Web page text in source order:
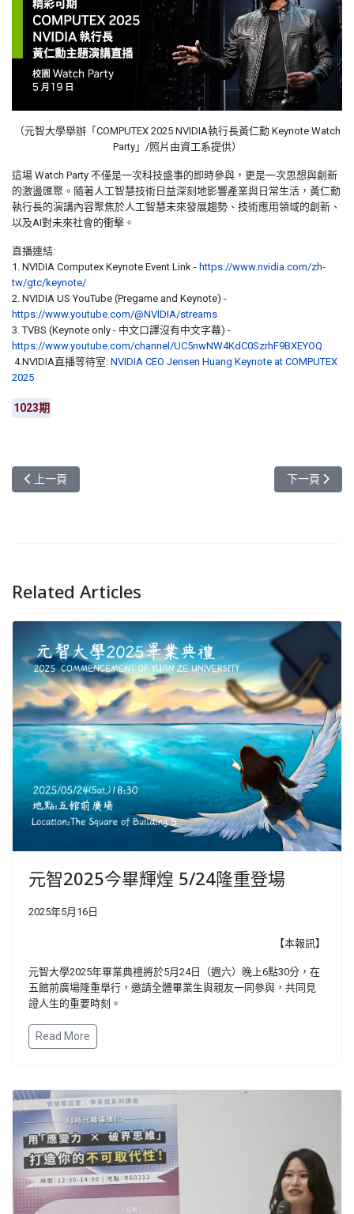
（元智大學舉辦「COMPUTEX 2025 NVIDIA執行長黃仁勳 Keynote Watch
Party」/照片由資工系提供）
這場 Watch Party 不僅是一次科技盛事的即時參與，更是一次思想與創新
的激盪匯聚。隨著人工智慧技術日益深刻地影響產業與日常生活，黃仁勳
執行長的演講內容聚焦於人工智慧未來發展趨勢、技術應用領域的創新、
以及AI對未來社會的衝擊。
直播連結:
1. NVIDIA Computex Keynote Event Link - https://www.nvidia.com/zh-
tw/gtc/keynote/
2. NVIDIA US YouTube (Pregame and Keynote) -
https://www.youtube.com/@NVIDIA/streams
3. TVBS (Keynote only - 中文口譯沒有中文字幕) -
https://www.youtube.com/channel/UC5nwNW4KdC0SzrhF9BXEYOQ
4.NVIDIA直播等待室: NVIDIA CEO Jensen Huang Keynote at COMPUTEX
2025
1023期
上一篇文章: 元智2025今畢輝煌 5/24隆重登場
上一頁 下一篇文章:
下一頁
Related Articles
元智2025今畢輝煌 5/24隆重登場
2025年5月16日
【本報訊】
元智大學2025年畢業典禮將於5月24日（週六）晚上6點30分，在
五館前廣場隆重舉行，邀請全體畢業生與親友一同參與，共同見
證人生的重要時刻。
Read More